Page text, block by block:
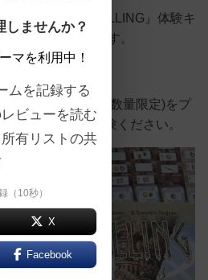
新作ゲーム『FALLING』体験キ
日まで開催します。
ッカー(2枚1組、数量限定)をプ
この機会にご体験ください。
しませんか？
マを利用中！
ムを記録する
ビューを読む
有リストの共
（10秒）
X
Facebook